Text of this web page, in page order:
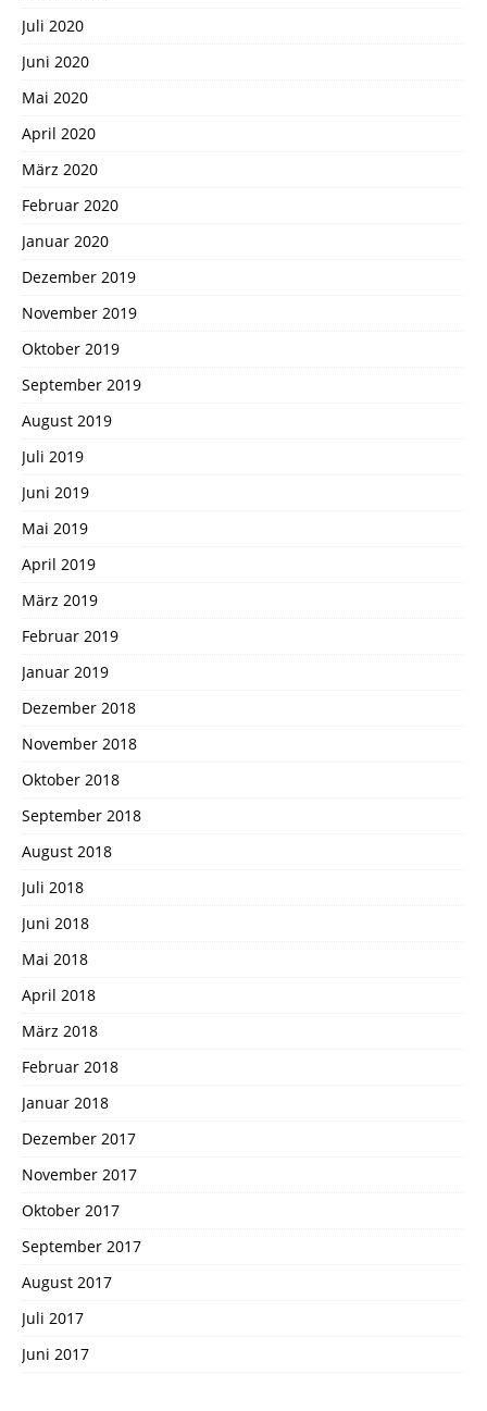
Juli 2020
Juni 2020
Mai 2020
April 2020
März 2020
Februar 2020
Januar 2020
Dezember 2019
November 2019
Oktober 2019
September 2019
August 2019
Juli 2019
Juni 2019
Mai 2019
April 2019
März 2019
Februar 2019
Januar 2019
Dezember 2018
November 2018
Oktober 2018
September 2018
August 2018
Juli 2018
Juni 2018
Mai 2018
April 2018
März 2018
Februar 2018
Januar 2018
Dezember 2017
November 2017
Oktober 2017
September 2017
August 2017
Juli 2017
Juni 2017